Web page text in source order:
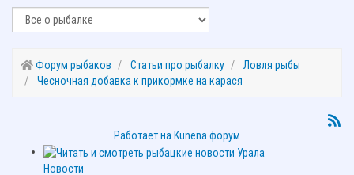
Форум рыбаков Статьи про рыбалку
Ловля рыбы
Чесночная добавка к прикормке на карася
Работает на Kunena форум
Новости